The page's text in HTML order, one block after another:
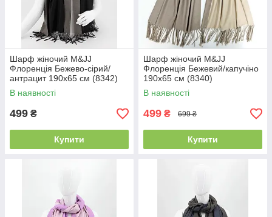
Шарф жіночий M&JJ
Флоренція Бежево-сірий/
антрацит 190х65 см (8342)
В наявності
499 ₴
Купити
Шарф жіночий M&JJ
Флоренція Бежевий/капучіно
190х65 см (8340)
В наявності
499 ₴ 699 ₴
Купити